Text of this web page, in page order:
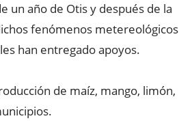
un año de Otis y después de la
fenómenos metereológicos
han entregado apoyos.
de maíz, mango, limón,